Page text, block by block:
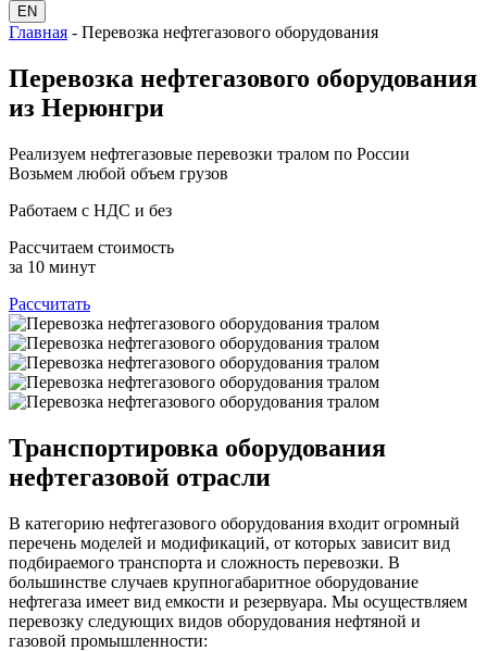
EN
Главная - Перевозка нефтегазового оборудования
Перевозка нефтегазового оборудования
из Нерюнгри
Реализуем нефтегазовые перевозки тралом по России
Возьмем любой объем грузов
Работаем с НДС и без
Рассчитаем стоимость
за 10 минут
Рассчитать
Транспортировка оборудования
нефтегазовой отрасли
В категорию нефтегазового оборудования входит огромный
перечень моделей и модификаций, от которых зависит вид
подбираемого транспорта и сложность перевозки. В
большинстве случаев крупногабаритное оборудование
нефтегаза имеет вид емкости и резервуара. Мы осуществляем
перевозку следующих видов оборудования нефтяной и
газовой промышленности: